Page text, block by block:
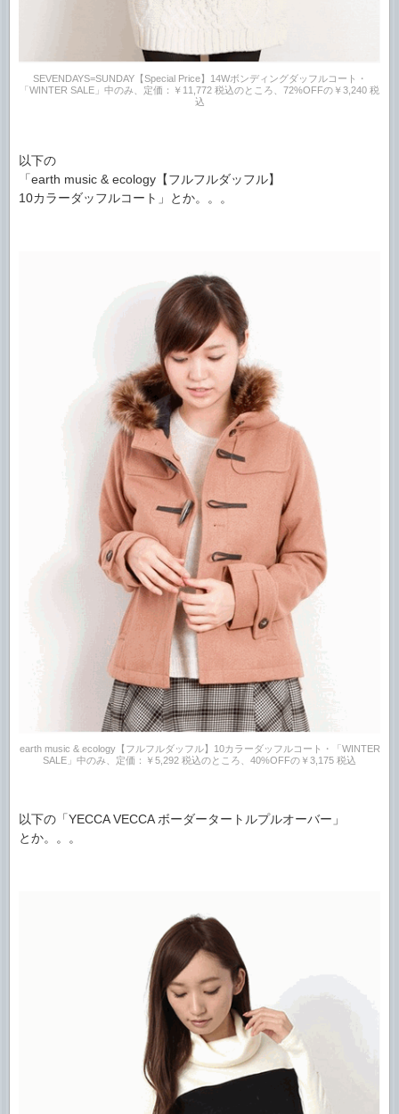
SEVENDAYS=SUNDAY【Special Price】14Wボンディングダッフルコート・
「WINTER SALE」中のみ、定価：￥11,772 税込のところ、72%OFFの￥3,240 税
込
以下の
「earth music & ecology【フルフルダッフル】
10カラーダッフルコート」とか。。。
earth music & ecology【フルフルダッフル】10カラーダッフルコート・「WINTER
SALE」中のみ、定価：￥5,292 税込のところ、40%OFFの￥3,175 税込
以下の「YECCA VECCA ボーダータートルプルオーバー」
とか。。。